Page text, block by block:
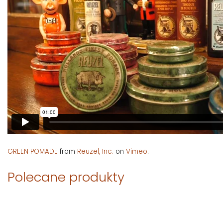
GREEN POMADE from Reuzel, Inc. on Vimeo.
Polecane produkty